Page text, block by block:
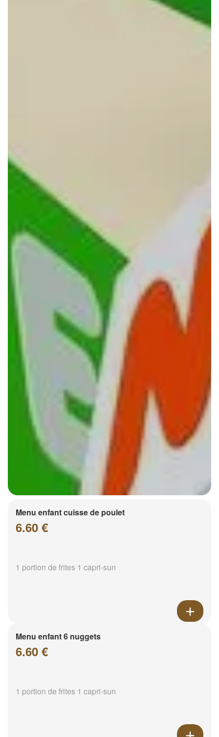
Menu enfant cuisse de poulet
6.60 €
1 portion de frites 1 capri-sun
Menu enfant 6 nuggets
6.60 €
1 portion de frites 1 capri-sun